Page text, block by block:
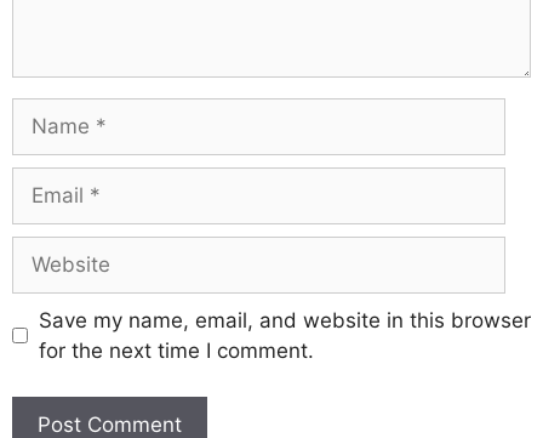
Save my name, email, and website in this browser
for the next time I comment.